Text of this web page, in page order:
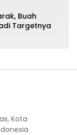
Buah
Targetnya
Kota